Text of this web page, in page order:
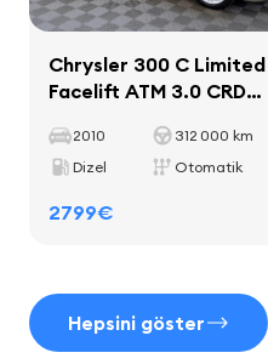
Iç mekan
iç mekan dekoratif
bardak tutucuları
deri vites kolu
deri el freni kolu
Koltuklar
Chrysler 300 C Limited
Facelift ATM 3.0 CRD
2010
312 000 km
Dizel
Otomatik
2799€
Hepsini göster